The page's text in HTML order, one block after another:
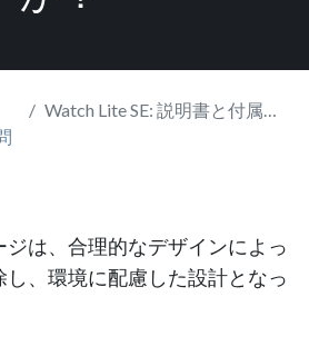
Watch Lite SE: 説明書と付属品はどこに入ってますか？
は、合理的なデザインによっ
、環境に配慮した設計となっ